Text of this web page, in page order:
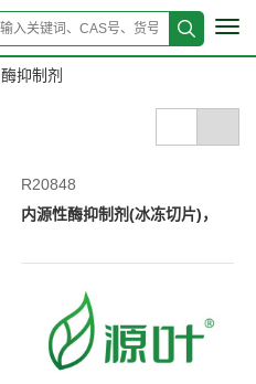
酶抑制剂
R20848
内源性酶抑制剂(冰冻切片)，